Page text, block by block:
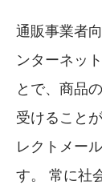
通販事業者
ンターネッ
とで、商品
受けること
レクトメー
す。 常に社